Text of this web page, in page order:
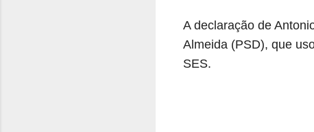
A declaração de
Almeida (PSD), que
SES.